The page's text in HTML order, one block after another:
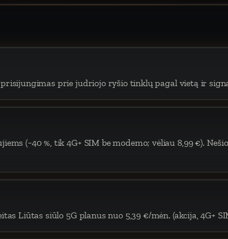
prie judriojo ryšio tinklų pagal vietą ir
(−40 %, tik 4G+ SIM be modemo; vėliau 8,99 €).
Liūtas siūlo 5G planus nuo 5,39 €/mėn. (akcija, 4G+